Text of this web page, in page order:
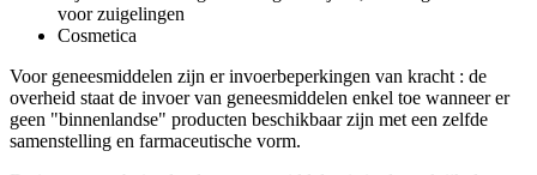
voor zuigelingen
Cosmetica
Voor geneesmiddelen zijn er invoerbeperkingen van kracht : de
overheid staat de invoer van geneesmiddelen enkel toe wanneer er
geen "binnenlandse" producten beschikbaar zijn met een zelfde
samenstelling en farmaceutische vorm.